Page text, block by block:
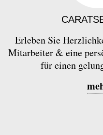
Erleben Sie
Mitarbeiter & eine
für einen